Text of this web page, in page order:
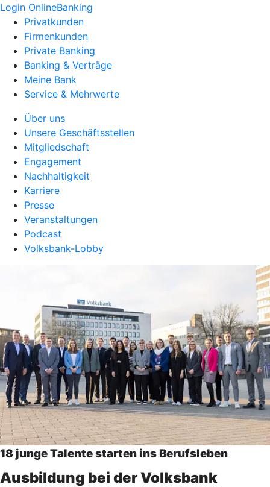
Login OnlineBanking
Privatkunden
Firmenkunden
Private Banking
Banking & Verträge
Meine Bank
Service & Mehrwerte
Über uns
Unsere Geschäftsstellen
Mitgliedschaft
Engagement
Nachhaltigkeit
Karriere
Presse
Veranstaltungen
Podcast
Volksbank-Lobby
18 junge Talente starten ins Berufsleben
Ausbildung bei der Volksbank